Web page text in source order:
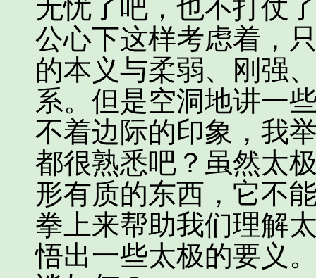
无忧了吧，也不打仗
公心下这样考虑着，
的本义与柔弱、刚强
系。但是空洞地讲一
不着边际的印象，我
都很熟悉吧？虽然太
形有质的东西，它不
拳上来帮助我们理解
悟出一些太极的要义